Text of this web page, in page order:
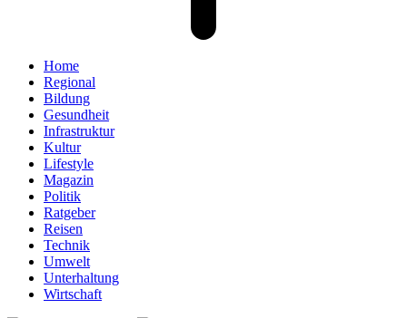
Home
Regional
Bildung
Gesundheit
Infrastruktur
Kultur
Lifestyle
Magazin
Politik
Ratgeber
Reisen
Technik
Umwelt
Unterhaltung
Wirtschaft